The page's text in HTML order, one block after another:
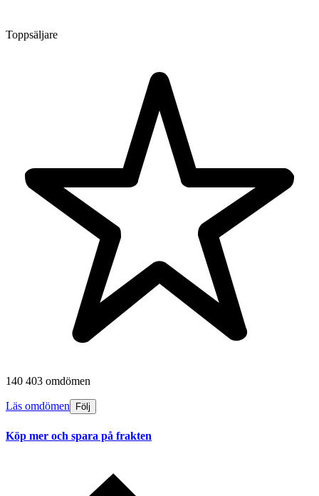
Toppsäljare
140 403 omdömen
Läs omdömen Följ
Köp mer och spara på frakten